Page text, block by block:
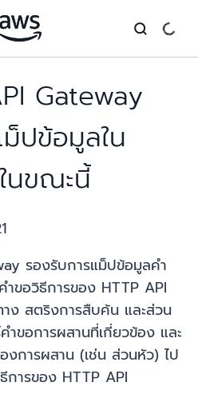
Gateway
ปข้อมูลใน
นขณะนี้
รองรับการแม็ปข้อมูลคำ
ขอวิธีการของ HTTP API
าง สตริงการสืบค้น และส่วน
ำขอการผสานที่เกี่ยวข้อง และ
การผสาน (เช่น ส่วนหัว) ไป
การของ HTTP API